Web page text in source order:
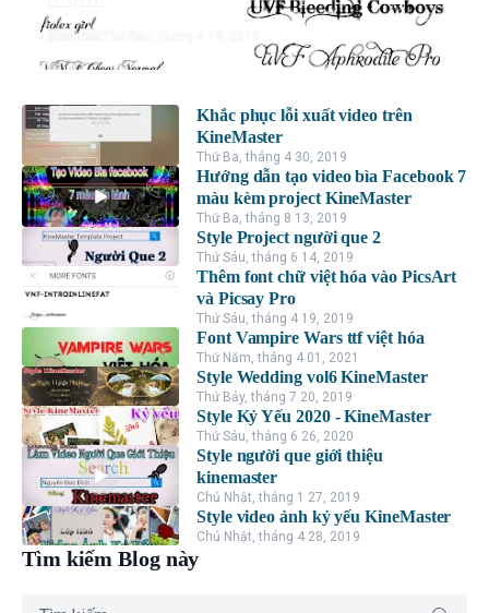
Đình Đức
Khắc phục lỗi xuất video trên
KineMaster
Thứ Ba, tháng 4 30, 2019
Hướng dẫn tạo video bìa Facebook 7
màu kèm project KineMaster
Thứ Ba, tháng 8 13, 2019
Style Project người que 2
Thứ Sáu, tháng 6 14, 2019
Thêm font chữ việt hóa vào PicsArt
và Picsay Pro
Thứ Sáu, tháng 4 19, 2019
Font Vampire Wars ttf việt hóa
Thứ Năm, tháng 4 01, 2021
Style Wedding vol6 KineMaster
Thứ Bảy, tháng 7 20, 2019
Style Kỷ Yếu 2020 - KineMaster
Thứ Sáu, tháng 6 26, 2020
Style người que giới thiệu
kinemaster
Chủ Nhật, tháng 1 27, 2019
Style video ảnh kỷ yếu KineMaster
Chủ Nhật, tháng 4 28, 2019
Tìm kiếm Blog này